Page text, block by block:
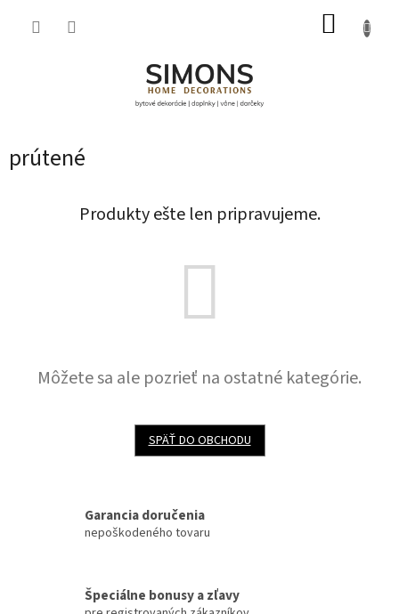
prútené
Produkty ešte len pripravujeme.
Môžete sa ale pozrieť na ostatné kategórie.
SPÄŤ DO OBCHODU
Garancia doručenia
nepoškodeného tovaru
Špeciálne bonusy a zľavy